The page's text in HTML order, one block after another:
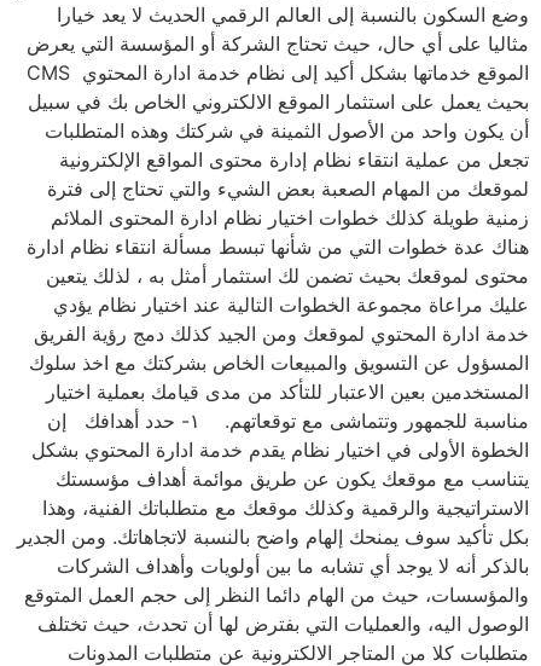
وضع السكون بالنسبة إلى العالم الرقمي الحديث لا يعد خيارا
مثاليا على أي حال، حيث تحتاج الشركة أو المؤسسة التي يعرض
الموقع خدماتها بشكل أكيد إلى نظام خدمة ادارة المحتوي CMS
بحيث يعمل على استثمار الموقع الالكتروني الخاص بك في سبيل
أن يكون واحد من الأصول الثمينة في شركتك وهذه المتطلبات
تجعل من عملية انتقاء نظام إدارة محتوى المواقع الإلكترونية
لموقعك من المهام الصعبة بعض الشيء والتي تحتاج إلى فترة
زمنية طويلة كذلك خطوات اختيار نظام ادارة المحتوى الملائم
هناك عدة خطوات التي من شأنها تبسط مسألة انتقاء نظام ادارة
محتوى لموقعك بحيث تضمن لك استثمار أمثل به ، لذلك يتعين
عليك مراعاة مجموعة الخطوات التالية عند اختيار نظام يؤدي
خدمة ادارة المحتوي لموقعك ومن الجيد كذلك دمج رؤية الفريق
المسؤول عن التسويق والمبيعات الخاص بشركتك مع اخذ سلوك
المستخدمين بعين الاعتبار للتأكد من مدى قيامك بعملية اختيار
مناسبة للجمهور وتتماشى مع توقعاتهم. ١- حدد أهدافك إن
الخطوة الأولى في اختيار نظام يقدم خدمة ادارة المحتوي بشكل
يتناسب مع موقعك يكون عن طريق موائمة أهداف مؤسستك
الاستراتيجية والرقمية وكذلك موقعك مع متطلباتك الفنية، وهذا
بكل تأكيد سوف يمنحك إلهام واضح بالنسبة لاتجاهاتك. ومن الجدير
بالذكر أنه لا يوجد أي تشابه ما بين أولويات وأهداف الشركات
والمؤسسات، حيث من الهام دائما النظر إلى حجم العمل المتوقع
الوصول اليه، والعمليات التي بفترض لها أن تحدث، حيث تختلف
متطلبات كلا من المتاجر الالكترونية عن متطلبات المدونات